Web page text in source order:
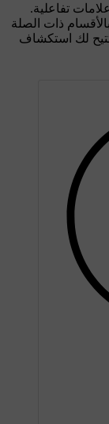
تفاعلية.
ذات الصلة
لك استكشاف